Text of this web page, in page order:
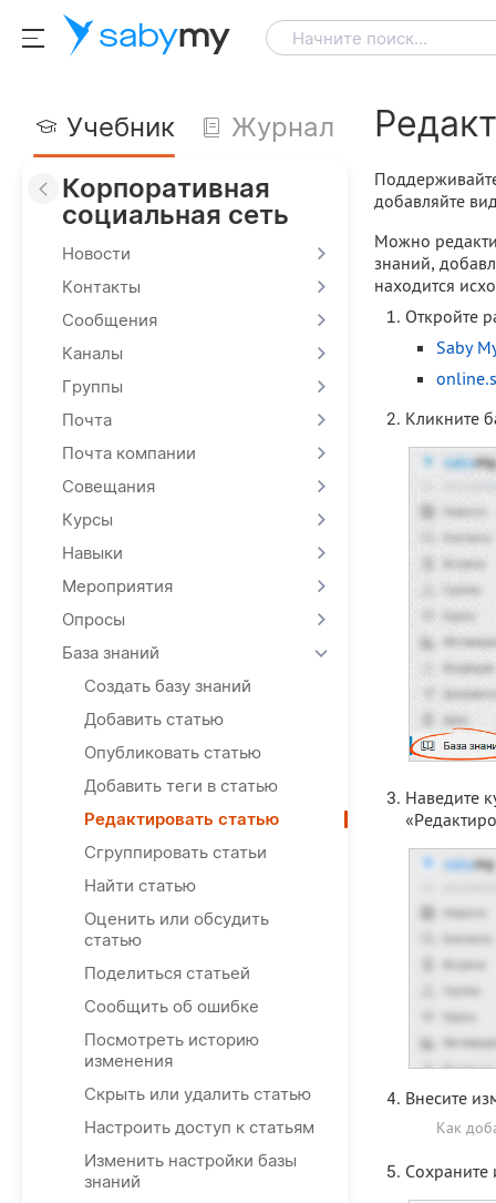
sabymy Начните поиск...
Учебник
Журнал
Корпоративная
социальная сеть
Новости
Контакты
Сообщения
Каналы
Группы
Почта
Почта компании
Совещания
Курсы
Навыки
Мероприятия
Опросы
База знаний
Создать базу знаний
Добавить статью
Опубликовать статью
Добавить теги в статью
Редактировать статью
Сгруппировать статьи
Найти статью
Оценить или обсудить
статью
Поделиться статьей
Сообщить об ошибке
Посмотреть историю
изменения
Скрыть или удалить статью
Настроить доступ к статьям
Изменить настройки базы
знаний
добавляйте
Можно
знаний,
находится
Откройте
Saby
Кликните
Наведите
Внесите
Как
Сохраните